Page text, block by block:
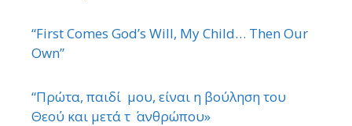
“First Comes God’s Will, My Child… Then Our
Own”
“Πρώτα, παιδί μου, είναι η βούληση του
Θεού και μετά τ ΄ ανθρώπου»